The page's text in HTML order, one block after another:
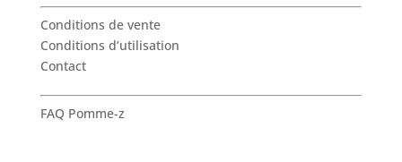
Conditions de vente
Conditions d’utilisation
Contact
FAQ Pomme-z